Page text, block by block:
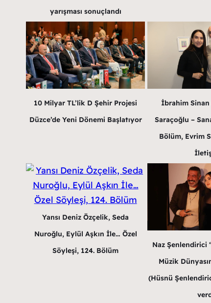
yarışması sonuçlandı
10 Milyar TL’lik D Şehir Projesi
Düzce’de Yeni Dönemi Başlatıyor
İbrahim Sinan
Saraçoğlu –
Bölüm, Evrim
Yansı Deniz Özçelik, Seda
Nuroğlu, Eylül Aşkın İle… Özel
Söyleşi, 124. Bölüm
Naz Şenlendirici
Müzik
(Hüsnü